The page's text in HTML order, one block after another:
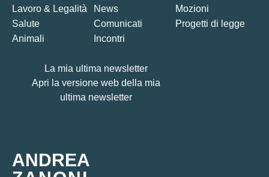
ANDREA
Lavoro & Legalità
Salute
Animali
News
Comunicati
Incontri
Mozioni
Progetti di legge
La mia ultima newsletter
Apri la versione web della mia
ultima newsletter